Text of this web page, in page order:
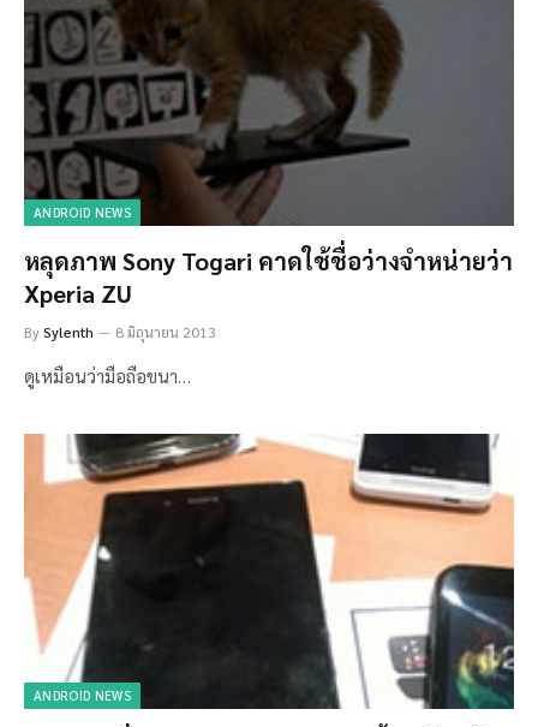
ANDROID NEWS
หลุดภาพ Sony Togari คาดใช้ชื่อว่างจำหน่ายว่า
Xperia ZU
BySylenth 8 มิถุนายน 2013
ดูเหมือนว่ามือถือขนา…
ANDROID NEWS